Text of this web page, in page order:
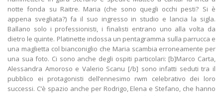
notte fonda su Raitre. Maria (che sono quegli occhi pesti? Si è
appena svegliata?) fa il suo ingresso in studio e lancia la sigla.
Ballano solo i professionisti, i finalisti entrano uno alla volta da
dietro le quinte. Platinette indossa un pentagramma sulla parrucca e
una maglietta col bianconiglio che Maria scambia erroneamente per
una sua foto. Ci sono anche degli ospiti particolari: [b]Marco Carta,
Alessandra Amoroso e Valerio Scanu [/b] sono infatti seduti tra il
pubblico ei protagonisti dell’ennesimo rwm celebrativo dei loro
successi. C’è spazio anche per Rodrigo, Elena e Stefano, che hanno